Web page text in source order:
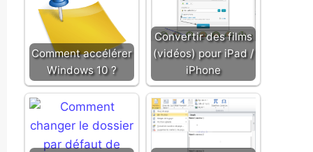
Comment accélérer
Windows 10 ?
Convertir des films
(vidéos) pour iPad /
iPhone